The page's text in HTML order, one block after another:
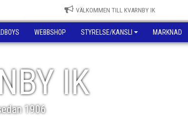
VÄLKOMMEN TILL KVARNBY IK
WEBBSHOP STYRELSE/KANSLI MARKNAD
IK
1906